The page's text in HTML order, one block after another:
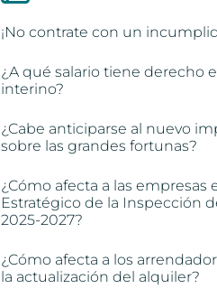
¡No contrate con un
¿A qué salario tiene derecho
interino?
¿Cabe anticiparse al nuevo
sobre las grandes fortunas?
¿Cómo afecta a las empresas
Estratégico de la Inspección
2025-2027?
¿Cómo afecta a los
la actualización del alquiler?